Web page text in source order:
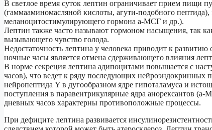
В светлое время суток лептин ограничивает прием пищи
(гаммааминомасляной кислоты, агути-подобного
меланоцитостимулирующего гормона а-МСГ и др.).
Лептин также часто называют гормоном насыщения, так
вызывающего чувство голода.
Недостаточность лептина у человека приводит к
ночные часы является отмена сдерживающего влияния
В норме секреция лептина адипоцитами повышается с
часов), что ведет к ряду последующих
нейропептида Y в дугообразном ядре гипоталамуса и
поступления в паравентрикулярные ядра анорексантов
дневных часов характерны противоположные процессы.
При дефиците лептина развивается